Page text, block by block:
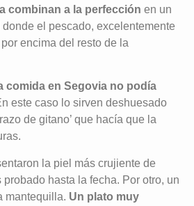
combinan a la perfección en un
el pescado, excelentemente
encima del resto de la
comida en Segovia no podía
este caso lo sirven deshuesado
de gitano’ que hacía que la
la piel más crujiente de
hasta la fecha. Por otro, un
mantequilla. Un plato muy